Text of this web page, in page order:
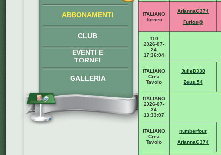
ABBONAMENTI
CLUB
EVENTI E
TORNEI
GALLERIA
ITALIANO
Torneo
AriannaG374
Furios@
110
2026-07-
24
17:36:04
ITALIANO
Crea
Tavolo
JulieD338
Zeus.54
ITALIANO
2026-07-
24
13:33:07
ITALIANO
Crea
Tavolo
numberfour
AriannaG374